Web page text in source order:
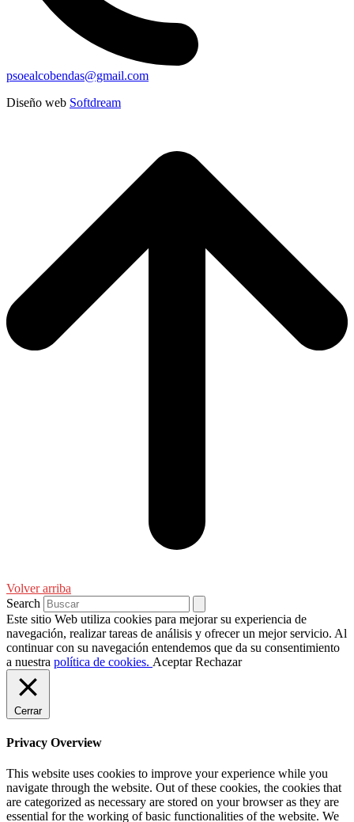
psoealcobendas@gmail.com
Diseño web Softdream
Volver arriba
Search
Este sitio Web utiliza cookies para mejorar su experiencia de
navegación, realizar tareas de análisis y ofrecer un mejor servicio. Al
continuar con su navegación entendemos que da su consentimiento
a nuestra política de cookies. Aceptar Rechazar
Cerrar
Privacy Overview
This website uses cookies to improve your experience while you
navigate through the website. Out of these cookies, the cookies that
are categorized as necessary are stored on your browser as they are
essential for the working of basic functionalities of the website. We